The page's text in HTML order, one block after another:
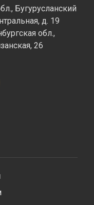
Бугурусланский
д. 19
обл.,
26